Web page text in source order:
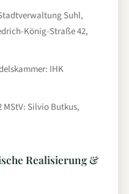
Suhl,
König-Straße 42,
IHK
MStV: Silvio Butkus,
Realisierung &